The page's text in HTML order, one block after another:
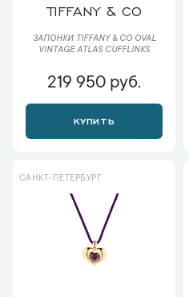
TIFFANY & CO
ЗАПОНКИ TIFFANY & CO OVAL
VINTAGE ATLAS CUFFLINKS
219 950 руб.
КУПИТЬ
САНКТ-ПЕТЕРБУРГ